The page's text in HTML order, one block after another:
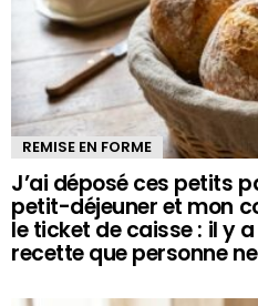
REMISE EN FORME
J’ai déposé ces petits
petit-déjeuner et mon
le ticket de caisse : il y
recette que personne